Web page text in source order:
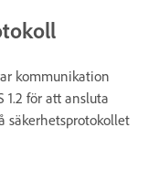
kommunikation
1.2 för att ansluta
säkerhetsprotokollet